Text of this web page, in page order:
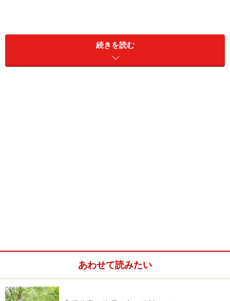
書かれており楽しめます。
続きを読む
あわせて読みたい